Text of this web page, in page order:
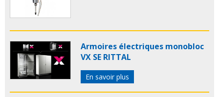
Armoires électriques monobloc
VX SE RITTAL
En savoir plus